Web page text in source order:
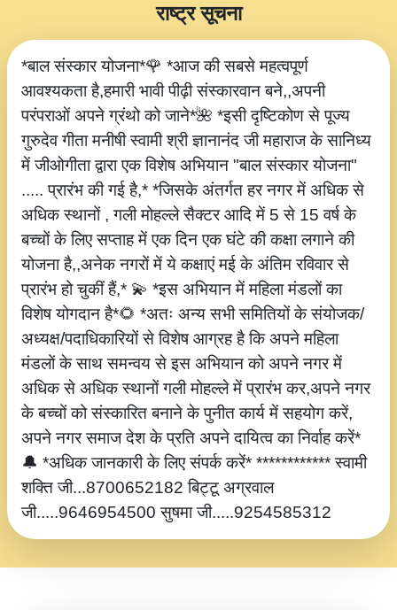
*बाल संस्कार योजना*🌹 *आज की सबसे महत्वपूर्ण
आवश्यकता है,हमारी भावी पीढ़ी संस्कारवान बने,,अपनी
परंपराओं अपने ग्रंथो को जाने*🌺 *इसी दृष्टिकोण से पूज्य
गुरुदेव गीता मनीषी स्वामी श्री ज्ञानानंद जी महाराज के सानिध्य
में जीओगीता द्वारा एक विशेष अभियान "बाल संस्कार योजना"
..... प्रारंभ की गई है,* *जिसके अंतर्गत हर नगर में अधिक से
अधिक स्थानों , गली मोहल्ले सैक्टर आदि में 5 से 15 वर्ष के
बच्चों के लिए सप्ताह में एक दिन एक घंटे की कक्षा लगाने की
योजना है,,अनेक नगरों में ये कक्षाएं मई के अंतिम रविवार से
प्रारंभ हो चुकीं हैं,* 💫 *इस अभियान में महिला मंडलों का
विशेष योगदान है*🌻 *अतः अन्य सभी समितियों के संयोजक/
अध्यक्ष/पदाधिकारियों से विशेष आग्रह है कि अपने महिला
मंडलों के साथ समन्वय से इस अभियान को अपने नगर में
अधिक से अधिक स्थानों गली मोहल्ले में प्रारंभ कर,अपने नगर
के बच्चों को संस्कारित बनाने के पुनीत कार्य में सहयोग करें,
अपने नगर समाज देश के प्रति अपने दायित्व का निर्वाह करें*
🔔 *अधिक जानकारी के लिए संपर्क करें* ************ स्वामी
शक्ति जी...8700652182 बिट्टू अग्रवाल
जी.....9646954500 सुषमा जी.....9254585312
राष्ट्र सूचना